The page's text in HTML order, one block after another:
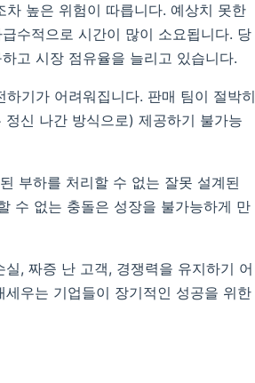
높은 위험이 따릅니다. 예상치 못한
수적으로 시간이 많이 소요됩니다. 당
고 시장 점유율을 늘리고 있습니다.
기가 어려워집니다. 판매 팀이 절박히
신 나간 방식으로) 제공하기 불가능
부하를 처리할 수 없는 잘못 설계된
수 없는 충돌은 성장을 불가능하게 만
, 짜증 난 고객, 경쟁력을 유지하기 어
우는 기업들이 장기적인 성공을 위한